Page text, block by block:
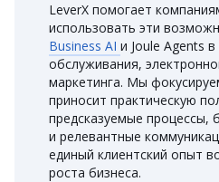
LeverX помогает
использовать эти
Business AI и Joule Agents
обслуживания,
маркетинга. Мы
приносит практическую
предсказуемые процессы,
и релевантные
единый клиентский опыт
роста бизнеса.